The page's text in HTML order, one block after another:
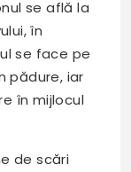
se află la
în
se face pe
pădure, iar
în mijlocul
de scări